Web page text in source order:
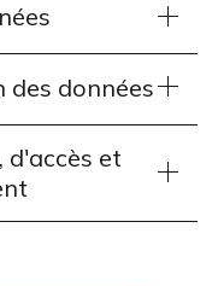
des données
et